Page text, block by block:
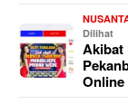
Dilihat
Akibat
Online